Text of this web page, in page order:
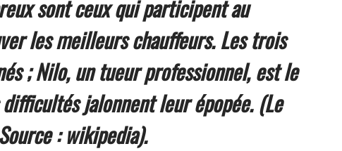
sont ceux qui participent au
les meilleurs chauffeurs. Les trois
; Nilo, un tueur professionnel, est le
jalonnent leur épopée. (Le
: wikipedia).